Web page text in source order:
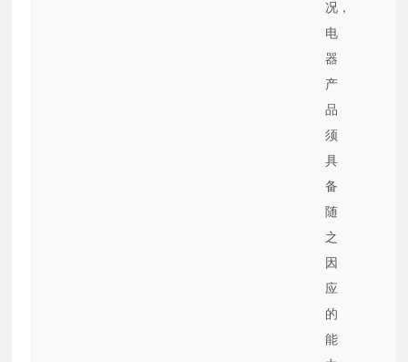
况，
电
器
产
品
须
具
备
随
之
因
应
的
能